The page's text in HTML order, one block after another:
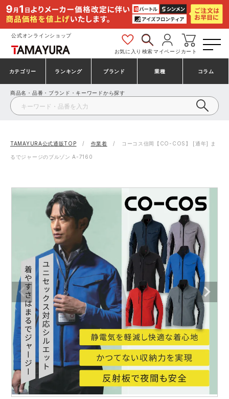
公式オンラインショップ
お気に入り 検索マイページ カート
カテゴリー
安全靴・作業靴
事務服・オフィスウェア
作業用手袋
アウトドア・スポーツ
ワークスーツ
コンプレッションウェア
作業用ポロシャツ
ランキング
安全靴ランキング
安全靴スニーカーランキング
アシックス安全靴ランキング
ミズノ安全靴ランキング
作業着ランキング
アウトドアウェアランキング
つなぎランキング
空調服ランキング
コンプレッションウェアランキング
ブランド
アシックス
プーマ コンバース（CONVERSE）
アイズフロンティア TSDESIGN
アイトス株式会社
ジーベック
クロダルマ 桑和
山田辰 クレヒフク
おたふく手袋 マック
住商モンブラン ボンマックス
業種
建設・建築作業服
製造・工場作業服
大工・鳶作業服
電気・設備作業服
配達・営業作業服
自動車整備士作業服
DIY・日曜大工作業服
飲食店ユニフォーム
コラム
商品名・品番・ブランド・キーワードから探す
TAMAYURA公式通販TOP 作業着 コーコス信岡【CO-COS】 [通年] ま
るでジャージのブルゾン A-7160